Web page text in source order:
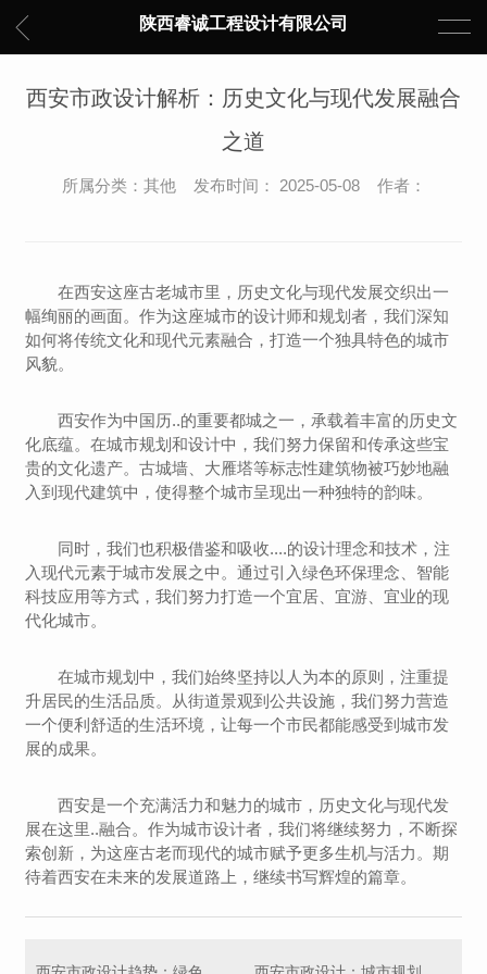
陕西睿诚工程设计有限公司
西安市政设计解析：历史文化与现代发展融合
之道
所属分类：其他 发布时间： 2025-05-08 作者：
在西安这座古老城市里，历史文化与现代发展交织出一
幅绚丽的画面。作为这座城市的设计师和规划者，我们深知
如何将传统文化和现代元素融合，打造一个独具特色的城市
风貌。
西安作为中国历..的重要都城之一，承载着丰富的历史文
化底蕴。在城市规划和设计中，我们努力保留和传承这些宝
贵的文化遗产。古城墙、大雁塔等标志性建筑物被巧妙地融
入到现代建筑中，使得整个城市呈现出一种独特的韵味。
同时，我们也积极借鉴和吸收....的设计理念和技术，注
入现代元素于城市发展之中。通过引入绿色环保理念、智能
科技应用等方式，我们努力打造一个宜居、宜游、宜业的现
代化城市。
在城市规划中，我们始终坚持以人为本的原则，注重提
升居民的生活品质。从街道景观到公共设施，我们努力营造
一个便利舒适的生活环境，让每一个市民都能感受到城市发
展的成果。
西安是一个充满活力和魅力的城市，历史文化与现代发
展在这里..融合。作为城市设计者，我们将继续努力，不断探
索创新，为这座古老而现代的城市赋予更多生机与活力。期
待着西安在未来的发展道路上，继续书写辉煌的篇章。